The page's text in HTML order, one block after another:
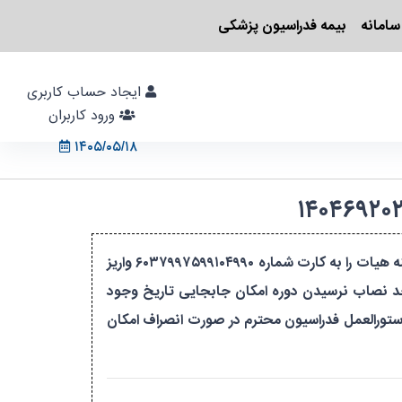
بیمه فدراسیون پزشکی
۱۴۰۵/۰۵/۱۸
باسلام . لطفا پس از ثبت نام دوره به واتساپ شماره ۰۹۱۷۳۹۳۲۷۶۲ خانم رضائی مهر پیام دهید و در گروه عضو شوید. هزینه هیات را به کارت شماره ۶۰۳۷۹۹۷۵۹۹۱۰۴۹۹۰ واریز
نصاب نرسیدن دوره امکان جابجایی تاریخ وجود
مهر حاصل نمایید. با توجه به دستورالعمل فدراسیون محترم در صورت انصراف امکان